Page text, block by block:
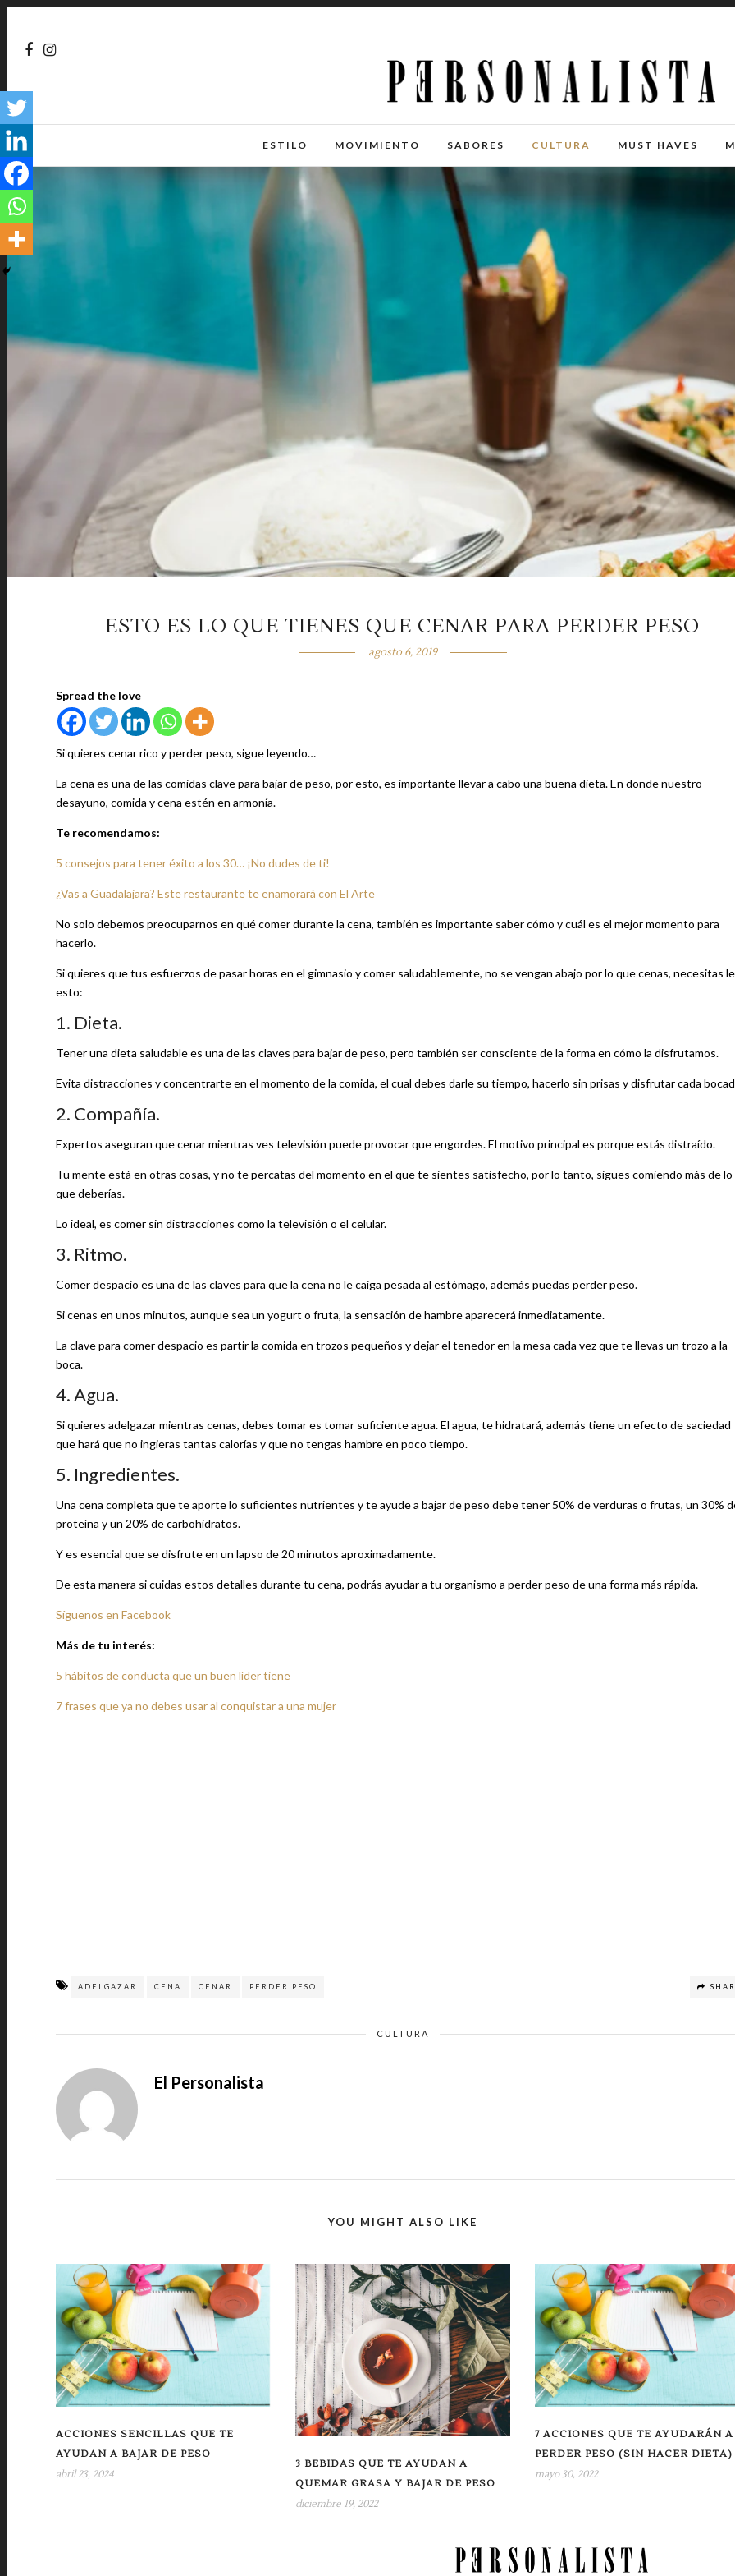
ESTILO MOVIMIENTO SABORES CULTURA MUST HAVES
ESTO ES LO QUE TIENES QUE CENAR PARA PERDER PESO
agosto 6, 2019
Spread the love
Si quieres cenar rico y perder peso, sigue leyendo…
La cena es una de las comidas clave para bajar de peso, por esto, es importante llevar a cabo una buena dieta. En donde nuestro
desayuno, comida y cena estén en armonía.
Te recomendamos:
5 consejos para tener éxito a los 30… ¡No dudes de ti!
¿Vas a Guadalajara? Este restaurante te enamorará con El Arte
No solo debemos preocuparnos en qué comer durante la cena, también es importante saber cómo y cuál es el mejor momento para
hacerlo.
Si quieres que tus esfuerzos de pasar horas en el gimnasio y comer saludablemente, no se vengan abajo por lo que cenas, necesitas
esto:
1. Dieta.
Tener una dieta saludable es una de las claves para bajar de peso, pero también ser consciente de la forma en cómo la disfrutamos.
Evita distracciones y concentrarte en el momento de la comida, el cual debes darle su tiempo, hacerlo sin prisas y disfrutar cada
2. Compañía.
Expertos aseguran que cenar mientras ves televisión puede provocar que engordes. El motivo principal es porque estás distraído.
Tu mente está en otras cosas, y no te percatas del momento en el que te sientes satisfecho, por lo tanto, sigues comiendo más de lo
que deberías.
Lo ideal, es comer sin distracciones como la televisión o el celular.
3. Ritmo.
Comer despacio es una de las claves para que la cena no le caiga pesada al estómago, además puedas perder peso.
Si cenas en unos minutos, aunque sea un yogurt o fruta, la sensación de hambre aparecerá inmediatamente.
La clave para comer despacio es partir la comida en trozos pequeños y dejar el tenedor en la mesa cada vez que te llevas un trozo a la
boca.
4. Agua.
Si quieres adelgazar mientras cenas, debes tomar es tomar suficiente agua. El agua, te hidratará, además tiene un efecto de saciedad
que hará que no ingieras tantas calorías y que no tengas hambre en poco tiempo.
5. Ingredientes.
Una cena completa que te aporte lo suficientes nutrientes y te ayude a bajar de peso debe tener 50% de verduras o frutas, un 30%
proteína y un 20% de carbohidratos.
Y es esencial que se disfrute en un lapso de 20 minutos aproximadamente.
De esta manera si cuidas estos detalles durante tu cena, podrás ayudar a tu organismo a perder peso de una forma más rápida.
Síguenos en Facebook
Más de tu interés:
5 hábitos de conducta que un buen líder tiene
7 frases que ya no debes usar al conquistar a una mujer
ADELGAZAR CENA CENAR PERDER PESO
CULTURA
El Personalista
YOU MIGHT ALSO LIKE
ACCIONES SENCILLAS QUE TE
AYUDAN A BAJAR DE PESO
abril 23, 2024
3 BEBIDAS QUE TE AYUDAN A
QUEMAR GRASA Y BAJAR DE PESO
diciembre 19, 2022
7 ACCIONES QUE TE AYUDARÁN A
PERDER PESO (SIN HACER DIETA)
mayo 30, 2022